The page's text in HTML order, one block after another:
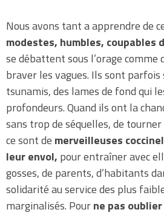
Nous avons tant a apprendre de
modestes, humbles, coupables
se débattent sous l’orage comme
braver les vagues. Ils sont parfois
tsunamis, des lames de fond qui
profondeurs. Quand ils ont la
sans trop de séquelles, de
ce sont de merveilleuses
leur envol, pour entraîner avec
gosses, de parents, d’habitants
solidarité au service des plus
marginalisés. Pourne pas